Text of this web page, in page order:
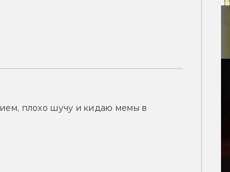
плохо шучу и кидаю мемы в